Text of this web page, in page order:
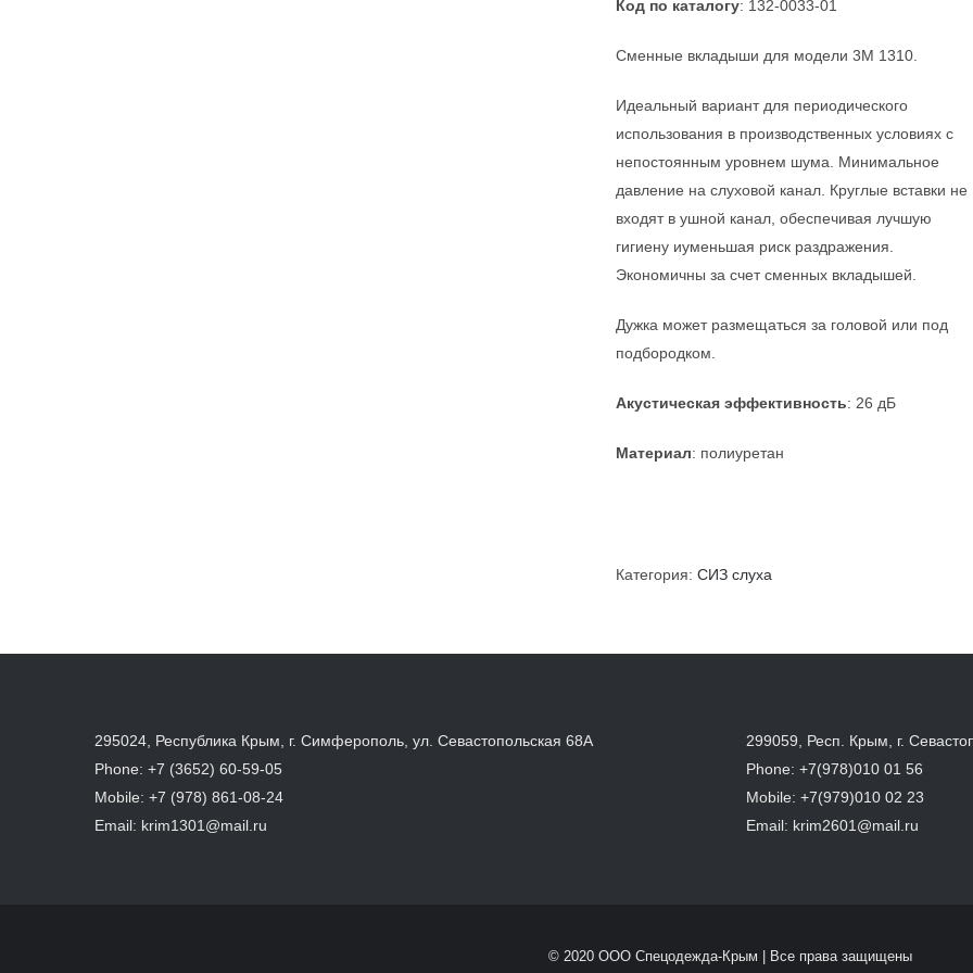
Код по каталогу: 132-0033-01
Сменные вкладыши для модели 3М 1310.
Идеальный вариант для периодического
использования в производственных условиях с
непостоянным уровнем шума. Минимальное
давление на слуховой канал. Круглые вставки не
входят в ушной канал, обеспечивая лучшую
гигиену иуменьшая риск раздражения.
Экономичны за счет сменных вкладышей.
Дужка может размещаться за головой или под
подбородком.
Акустическая эффективность: 26 дБ
Материал: полиуретан
Категория: СИЗ слуха
295024, Республика Крым, г. Симферополь, ул. Севастопольская 68А
Phone: +7 (3652) 60-59-05
Mobile: +7 (978) 861-08-24
Email: krim1301@mail.ru
299059, Респ. Крым, г.
Phone: +7(978)010 01 56
Mobile: +7(979)010 02 23
Email: krim2601@mail.ru
© 2020 ООО Спецодежда-Крым | Все права защищены